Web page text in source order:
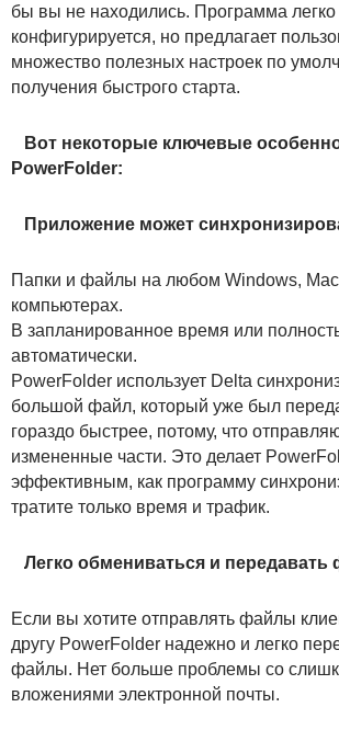
бы вы не находились. Программа легко
конфигурируется, но предлагает
множество полезных настроек по
получения быстрого старта.
Вот некоторые ключевые
PowerFolder:
Приложение может
Папки и файлы на любом Windows,
компьютерах.
В запланированное время или
автоматически.
PowerFolder использует Delta
большой файл, который уже был
гораздо быстрее, потому, что
измененные части. Это делает
эффективным, как программу
тратите только время и трафик.
Легко обмениваться и
Если вы хотите отправлять файлы
другу PowerFolder надежно и легко
файлы. Нет больше проблемы со
вложениями электронной почты.